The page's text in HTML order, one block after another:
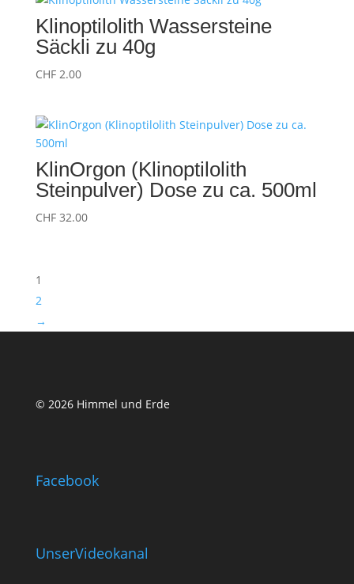
Klinoptilolith Wassersteine
Säckli zu 40g
CHF2.00
KlinOrgon (Klinoptilolith
Steinpulver) Dose zu ca. 500ml
CHF32.00
1
2
→
© 2026 Himmel und Erde
Facebook
UnserVideokanal